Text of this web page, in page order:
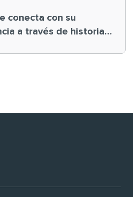
conecta con su
a través de historias